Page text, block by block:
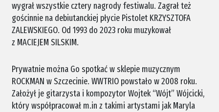
wygrał wszystkie cztery nagrody festiwalu. Zagrał też
gościnnie na debiutanckiej płycie Pistolet KRZYSZTOFA
ZALEWSKIEGO. Od 1993 do 2023 roku muzykował
z MACIEJEM SILSKIM.
Prywatnie można Go spotkać w sklepie muzycznym
ROCKMAN w Szczecinie. WWTRIO powstało w 2008 roku.
Założył je gitarzysta i kompozytor Wojtek “Wójt” Wójcicki,
który współpracował m.in z takimi artystami jak Maryla